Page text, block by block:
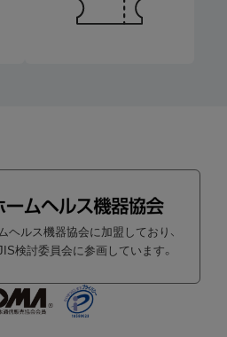
ルス機器協会に加盟しており、
検討委員会に参画しています。